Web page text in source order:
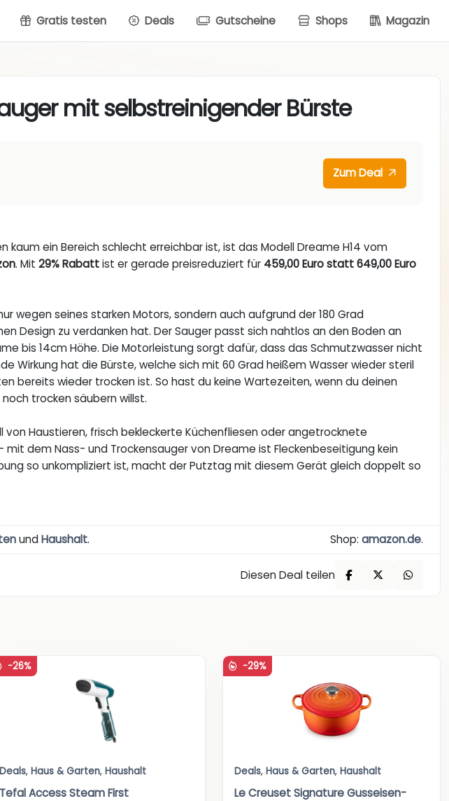
Gratis testen Deals Gutscheine Shops Magazin
mit selbstreinigender Bürste
Zum Deal
kaum ein Bereich schlecht erreichbar ist, ist das Modell Dreame H14 vom
. Mit29% Rabattist er gerade preisreduziert für 459,00 Euro statt 649,00 Euro
wegen seines starken Motors, sondern auch aufgrund der 180 Grad
Design zu verdanken hat. Der Sauger passt sich nahtlos an den Boden an
bis 14cm Höhe. Die Motorleistung sorgt dafür, dass das Schmutzwasser nicht
Wirkung hat die Bürste, welche sich mit 60 Grad heißem Wasser wieder steril
bereits wieder trocken ist. So hast du keine Wartezeiten, wenn du deinen
trocken säubern willst.
von Haustieren, frisch bekleckerte Küchenfliesen oder angetrocknete
mit dem Nass- und Trockensauger von Dreame ist Fleckenbeseitigung kein
so unkompliziert ist, macht der Putztag mit diesem Gerät gleich doppelt so
undHaushalt. Shop: amazon.de.
Diesen Deal teilen
-26%
Deals, Haus & Garten, Haushalt
Tefal Access Steam First
-29%
Deals, Haus & Garten, Haushalt
Le Creuset Signature Gusseisen-